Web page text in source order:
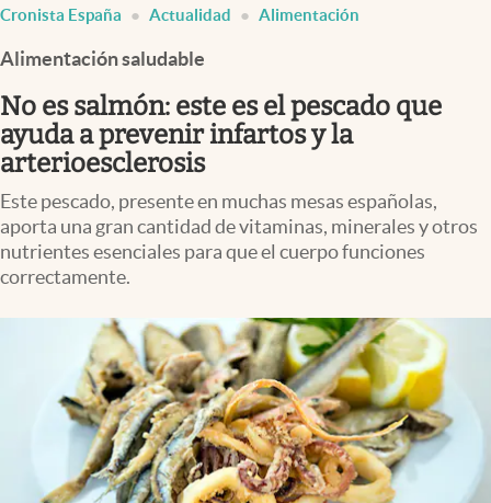
España
Cronista España Actualidad Alimentación
Alimentación saludable
No es salmón: este es el pescado que
ayuda a prevenir infartos y la
arterioesclerosis
Este pescado, presente en muchas mesas españolas,
aporta una gran cantidad de vitaminas, minerales y otros
nutrientes esenciales para que el cuerpo funciones
correctamente.